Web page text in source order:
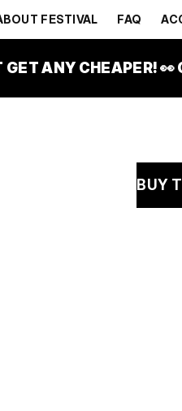
FESTIVAL FAQ
GET ANY CHEAPER!
NÁMĚSTÍ
BUY